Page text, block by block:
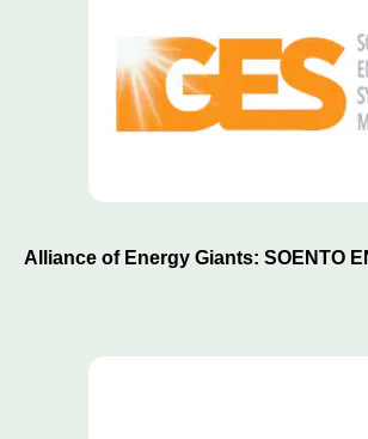
Alliance of Energy Giants: SOENTO